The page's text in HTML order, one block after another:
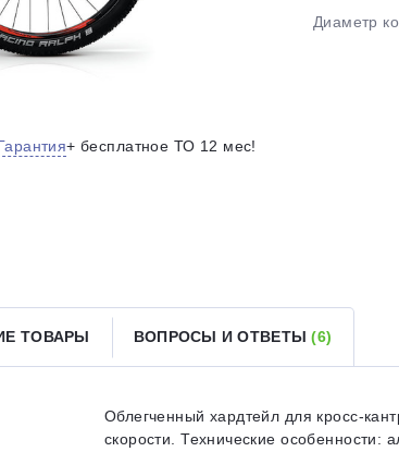
+ бесплатное ТО 12 мес!
Диаметр
ТОВАРЫ ВОПРОСЫ И ОТВЕТЫ(6)
Облегченный хардтейл для кросс-
скорости. Технические